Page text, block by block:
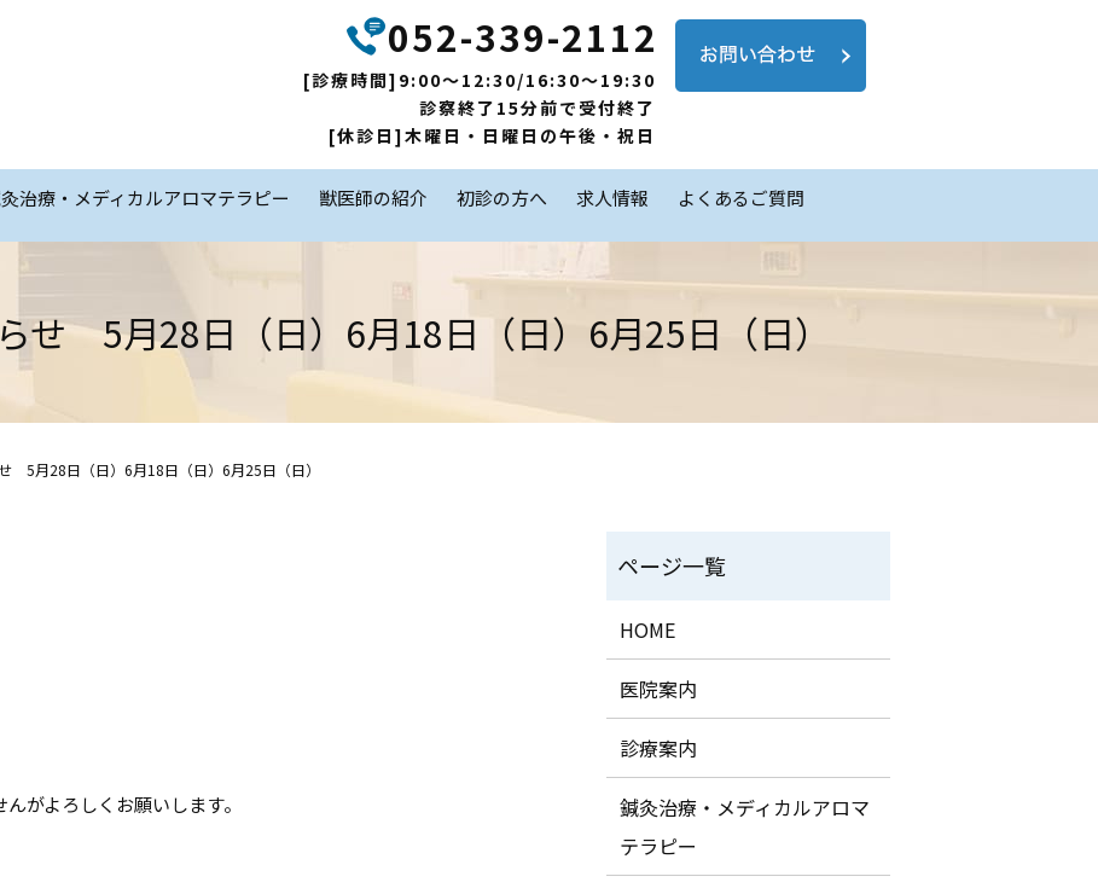
052-339-2112
[診療時間]9:00～12:30/16:30～19:30
診察終了15分前で受付終了
[休診日]木曜日・日曜日の午後・祝日
治療・メディカルアロマテラピー 獣医師の紹介 初診の方へ 求人情報 よくあるご質問
せ 5月28日（日）6月18日（日）6月25日（日）
5月28日（日）6月18日（日）6月25日（日）
がよろしくお願いします。
HOME
医院案内
診療案内
鍼灸治療・メディカルアロマ
テラピー